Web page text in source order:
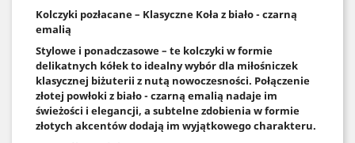
Kolczyki pozłacane – Klasyczne Koła z biało - czarną
emalią
Stylowe i ponadczasowe – te kolczyki w formie
delikatnych kółek to idealny wybór dla miłośniczek
klasycznej biżuterii z nutą nowoczesności. Połączenie
złotej powłoki z biało - czarną emalią nadaje im
świeżości i elegancji, a subtelne zdobienia w formie
złotych akcentów dodają im wyjątkowego charakteru.